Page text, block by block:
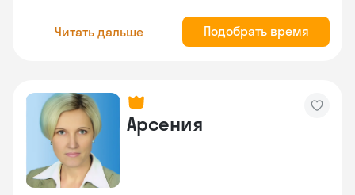
Читать дальше Подобрать время
Арсения